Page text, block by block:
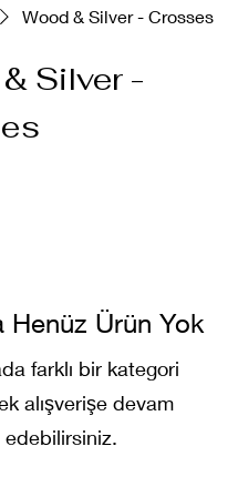
Wood & Silver - Crosses
Silver -
Henüz Ürün Yok
farklı bir kategori
alışverişe devam
edebilirsiniz.